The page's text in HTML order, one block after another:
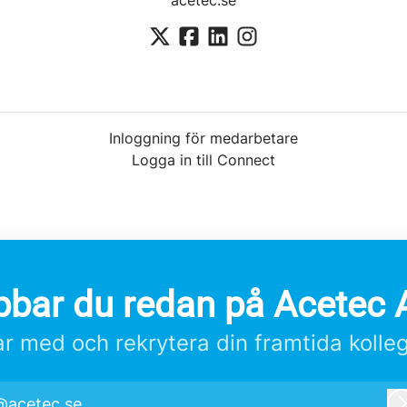
Inloggning för medarbetare
Logga in till Connect
du redan på Acetec
med och rekrytera din framtida